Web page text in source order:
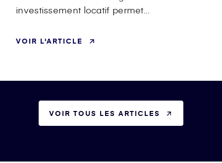
investissement locatif permet...
VOIR L'ARTICLE
VOIR TOUS LES ARTICLES